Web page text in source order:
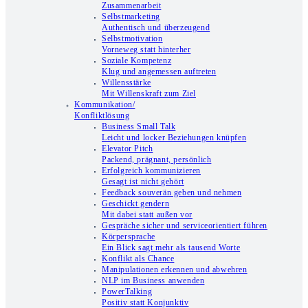
Zusammenarbeit
Selbstmarketing
Authentisch und überzeugend
Selbstmotivation
Vorneweg statt hinterher
Soziale Kompetenz
Klug und angemessen auftreten
Willensstärke
Mit Willenskraft zum Ziel
Kommunikation/
Konfliktlösung
Business Small Talk
Leicht und locker Beziehungen knüpfen
Elevator Pitch
Packend, prägnant, persönlich
Erfolgreich kommunizieren
Gesagt ist nicht gehört
Feedback souverän geben und nehmen
Geschickt gendern
Mit dabei statt außen vor
Gespräche sicher und serviceorientiert führen
Körpersprache
Ein Blick sagt mehr als tausend Worte
Konflikt als Chance
Manipulationen erkennen und abwehren
NLP im Business anwenden
PowerTalking
Positiv statt Konjunktiv